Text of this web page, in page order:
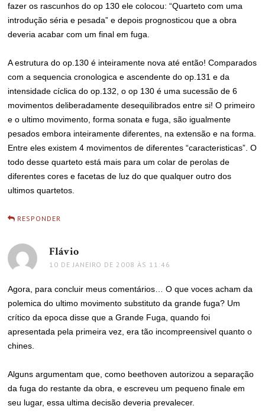
fazer os rascunhos do op 130 ele colocou: “Quarteto com uma
introdução séria e pesada” e depois prognosticou que a obra
deveria acabar com um final em fuga.
A estrutura do op.130 é inteiramente nova até então! Comparados
com a sequencia cronologica e ascendente do op.131 e da
intensidade cíclica do op.132, o op 130 é uma sucessão de 6
movimentos deliberadamente desequilibrados entre si! O primeiro
e o ultimo movimento, forma sonata e fuga, são igualmente
pesados embora inteiramente diferentes, na extensão e na forma.
Entre eles existem 4 movimentos de diferentes “caracteristicas”. O
todo desse quarteto está mais para um colar de perolas de
diferentes cores e facetas de luz do que qualquer outro dos
ultimos quartetos.
RESPONDER
Flávio
10 DE JANEIRO DE 2008 ÀS 11:46
Agora, para concluir meus comentários… O que voces acham da
polemica do ultimo movimento substituto da grande fuga? Um
crítico da epoca disse que a Grande Fuga, quando foi
apresentada pela primeira vez, era tão incompreensivel quanto o
chines.
Alguns argumentam que, como beethoven autorizou a separação
da fuga do restante da obra, e escreveu um pequeno finale em
seu lugar, essa ultima decisão deveria prevalecer.